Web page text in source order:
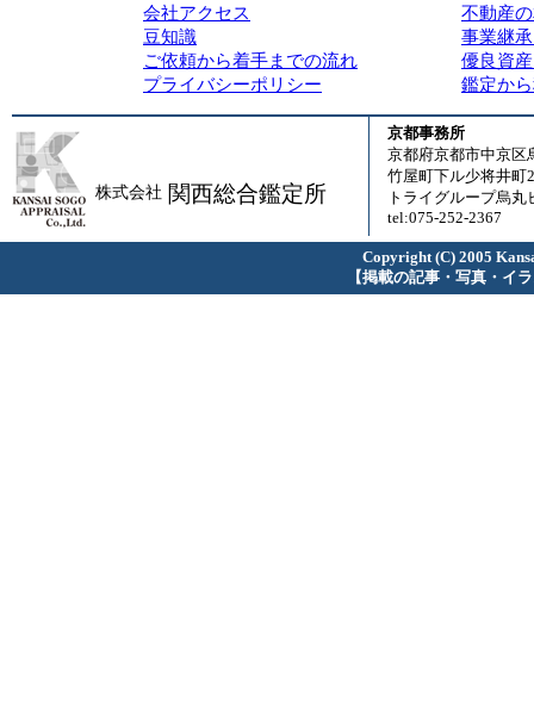
会社アクセス
豆知識
ご依頼から着手までの流れ
プライバシーポリシー
不動産
事業継
優良資
鑑定か
株式会社 関西総合鑑定所
京都事務所
京都府京都市中京区
竹屋町下ル少将井町
トライグループ烏丸
tel:075-252-2367
Copyright (C) 2005
【掲載の記事・写真・イラ